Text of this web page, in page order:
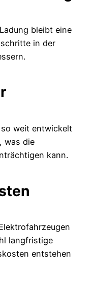
bleibt eine
in der
weit entwickelt
was die
kann.
langfristige
entstehen